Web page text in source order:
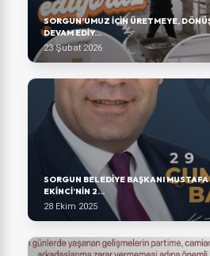
SORGUN’UMUZ IÇIN ÜRETMEYE,
DEVAM EDIY...
23 Şubat 2026
SORGUN BELEDİYE BAŞKANI
EKİNCİ’NİN 2...
28 Ekim 2025